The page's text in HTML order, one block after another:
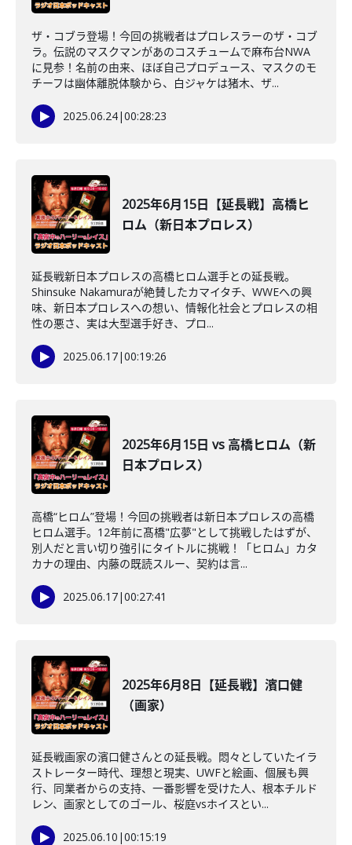
ザ・コブラ登場！今回の挑戦者はプロレスラーのザ・コブ
ラ。伝説のマスクマンがあのコスチュームで麻布台NWA
に見参！名前の由来、ほぼ自己プロデュース、マスクのモ
チーフは幽体離脱体験から、白ジャケは猪木、ザ...
2025.06.24|00:28:23
2025年6月15日【延長戦】高橋ヒ
ロム（新日本プロレス）
延長戦新日本プロレスの高橋ヒロム選手との延長戦。
Shinsuke Nakamuraが絶賛したカマイタチ、WWEへの興
味、新日本プロレスへの想い、情報化社会とプロレスの相
性の悪さ、実は大型選手好き、プロ...
2025.06.17|00:19:26
2025年6月15日 vs 高橋ヒロム（新
日本プロレス）
高橋“ヒロム”登場！今回の挑戦者は新日本プロレスの高橋
ヒロム選手。12年前に髙橋"広夢"として挑戦したはずが、
別人だと言い切り強引にタイトルに挑戦！「ヒロム」カタ
カナの理由、内藤の既読スルー、契約は言...
2025.06.17|00:27:41
2025年6月8日【延長戦】濱口健
（画家）
延長戦画家の濱口健さんとの延長戦。悶々としていたイラ
ストレーター時代、理想と現実、UWFと絵画、個展も興
行、同業者からの支持、一番影響を受けた人、根本チルド
レン、画家としてのゴール、桜庭vsホイスとい...
2025.06.10 |00:15:19